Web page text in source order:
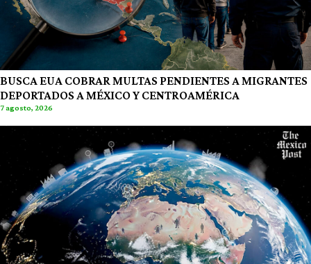
BUSCA EUA COBRAR MULTAS PENDIENTES A MIGRANTES
DEPORTADOS A MÉXICO Y CENTROAMÉRICA
7 agosto, 2026